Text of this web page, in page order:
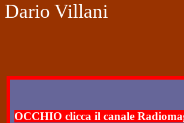
Dario Villani
OCCHIO clicca il canale